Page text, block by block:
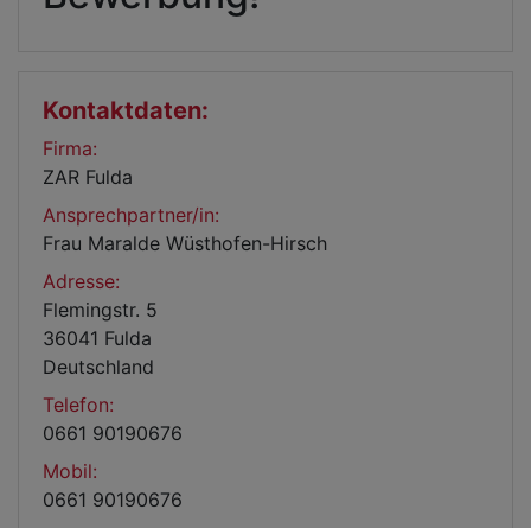
Kontaktdaten:
Firma:
ZAR Fulda
Ansprechpartner/in:
Frau Maralde Wüsthofen-Hirsch
Adresse:
Flemingstr. 5
36041 Fulda
Deutschland
Telefon:
0661 90190676
Mobil:
0661 90190676